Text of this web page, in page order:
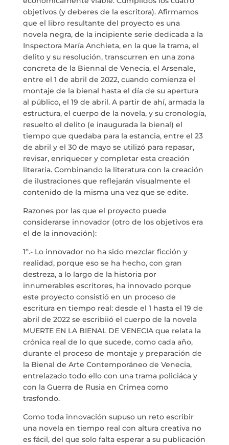
SOMOS TRANSPARENTES
porDulce Xerach
info@crowplan.com
922 28 00 28
objetivos (y deberes de la escritora). Afirmamos
que el libro resultante del proyecto es una
novela negra, de la incipiente serie dedicada a la
Inspectora María Anchieta, en la que la trama, el
delito y su resolución, transcurren en una zona
concreta de la Biennal de Venecia, el Arsenale,
entre el 1 de abril de 2022, cuando comienza el
montaje de la bienal hasta el día de su apertura
al público, el 19 de abril. A partir de ahí, armada la
estructura, el cuerpo de la novela, y su cronología,
resuelto el delito (e inaugurada la bienal) el
tiempo que quedaba para la estancia, entre el 23
de abril y el 30 de mayo se utilizó para repasar,
revisar, enriquecer y completar esta creación
literaria. Combinando la literatura con la creación
de ilustraciones que reflejarán visualmente el
contenido de la misma una vez que se edite.
Razones por las que el proyecto puede
considerarse innovador (otro de los objetivos era
el de la innovación):
1º.- Lo innovador no ha sido mezclar ficción y
realidad, porque eso se ha hecho, con gran
destreza, a lo largo de la historia por
innumerables escritores, ha innovado porque
este proyecto consistió en un proceso de
escritura en tiempo real: desde el 1 hasta el 19 de
abril de 2022 se escribiió el cuerpo de la novela
MUERTE EN LA BIENAL DE VENECIA que relata la
crónica real de lo que sucede, como cada año,
durante el proceso de montaje y preparación de
la Bienal de Arte Contemporáneo de Venecia,
entrelazado todo ello con una trama policiáca y
con la Guerra de Rusia en Crimea como
trasfondo.
Como toda innovación supuso un reto escribir
una novela en tiempo real con altura creativa no
es fácil, del que solo falta esperar a su publicación